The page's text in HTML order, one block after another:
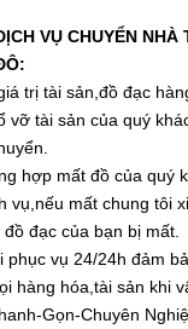
VỤ CHUYỂN NHÀ
trị tài sản,đồ đạc
vỡ tài sản của quý
hợp mất đồ của quý
vụ,nếu mất chung tôi
đạc của bạn bị mất.
phục vụ 24/24h đảm
hàng hóa,tài sản khi
Gọn-Chuyên